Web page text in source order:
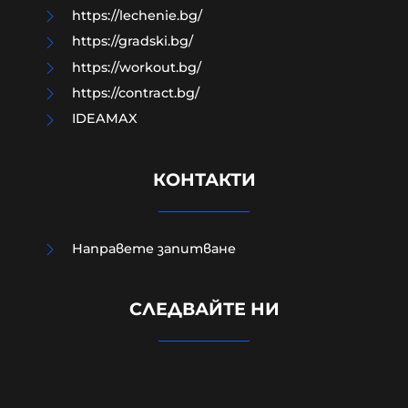
„Петрохан“: близки се питат
https://lechenie.bg/
https://gradski.bg/
https://workout.bg/
https://contract.bg/
IDEAMAX
КОНТАКТИ
Направете запитване
СЛЕДВАЙТЕ НИ